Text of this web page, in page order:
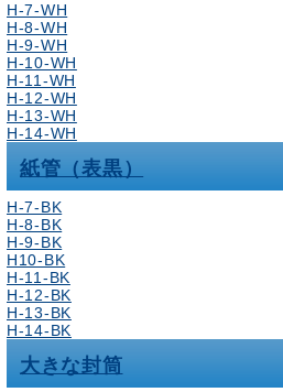
H-7-WH
H-8-WH
H-9-WH
H-10-WH
H-11-WH
H-12-WH
H-13-WH
H-14-WH
紙管（表黒）
H-7-BK
H-8-BK
H-9-BK
H10-BK
H-11-BK
H-12-BK
H-13-BK
H-14-BK
大きな封筒